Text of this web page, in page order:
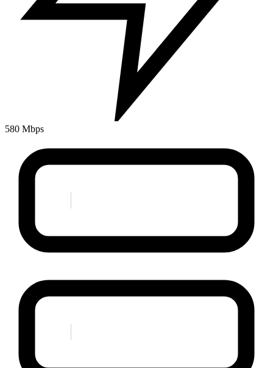
580 Mbps